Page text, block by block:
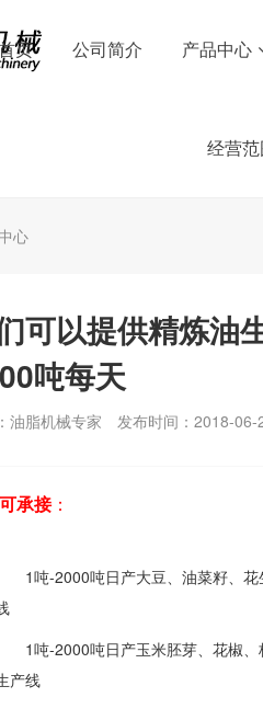
页 公司简介 产品中心
经营
心
可以提供精炼油
吨每天
油脂机械专家 发布时间：2018-06-
承接：
2000吨日产大豆、油菜籽、花生
2000吨日产玉米胚芽、花椒、核
产线